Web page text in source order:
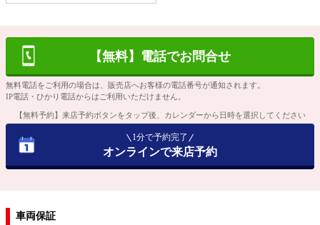
【無料】電話でお問合せ
無料電話をご利用の場合は、販売店へお客様の電話番号が通知されます。
IP電話・ひかり電話からはご利用いただけません。
【無料予約】来店予約ボタンをタップ後、カレンダーから日時を選択してください
1分で予約完了
オンラインで来店予約
車両保証